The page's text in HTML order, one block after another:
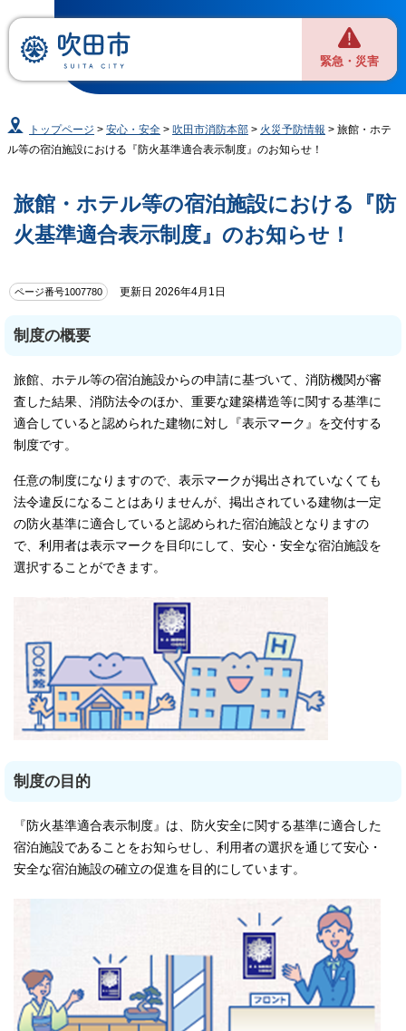
緊急・災害
トップページ >安心・安全 > 吹田市消防本部 > 火災予防情報 > 旅館・ホテ
ル等の宿泊施設における『防火基準適合表示制度』のお知らせ！
旅館・ホテル等の宿泊施設における『防
火基準適合表示制度』のお知らせ！
ページ番号1007780 更新日 2026年4月1日
制度の概要
旅館、ホテル等の宿泊施設からの申請に基づいて、消防機関が審
査した結果、消防法令のほか、重要な建築構造等に関する基準に
適合していると認められた建物に対し『表示マーク』を交付する
制度です。
任意の制度になりますので、表示マークが掲出されていなくても
法令違反になることはありませんが、掲出されている建物は一定
の防火基準に適合していると認められた宿泊施設となりますの
で、利用者は表示マークを目印にして、安心・安全な宿泊施設を
選択することができます。
制度の目的
『防火基準適合表示制度』は、防火安全に関する基準に適合した
宿泊施設であることをお知らせし、利用者の選択を通じて安心・
安全な宿泊施設の確立の促進を目的にしています。